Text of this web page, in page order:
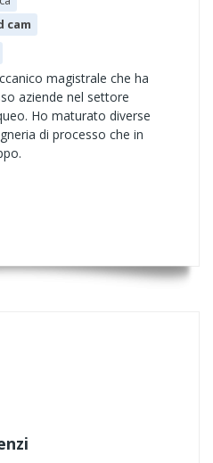
cam
magistrale che ha
aziende nel settore
Ho maturato diverse
di processo che in